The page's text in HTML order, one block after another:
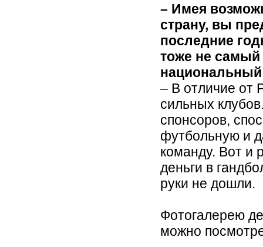
– Имея
страну, вы
последние
тоже не
– В отличие от
сильных
спонсоров,
футбольную и
команду. Вот и
деньги в
руки не дошли.
Фотогалерею
можно